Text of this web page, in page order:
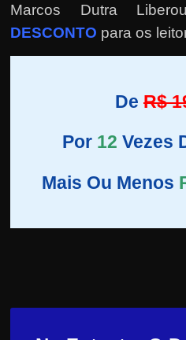
Marcos Dutra
DESCONTO para os
De R$
Por 12 Vezes
Mais Ou Menos